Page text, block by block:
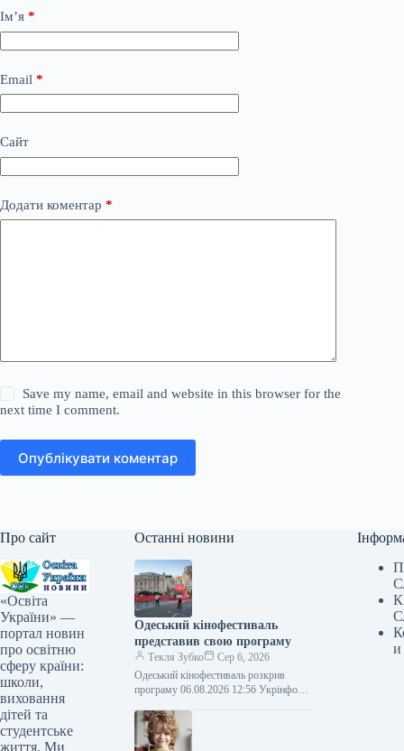
Ім’я *
Email *
Сайт
Додати коментар *
Save my name, email and website in this browser for the
next time I comment.
Опублікувати коментар
Про сайт
«Освіта
України» —
портал новин
про освітню
сферу країни:
школи,
виховання
дітей та
студентське
життя. Ми
Останні новини
Одеський кінофестиваль
представив свою програму
Текля Зубко
Сер 6, 2026
Одеський кінофестиваль розкрив
програму 06.08.2026 12:56 Укрінформ
Одеського міжнародного
кінофестивалю (ОМКФ), що
відбудеться у столиці з…
и